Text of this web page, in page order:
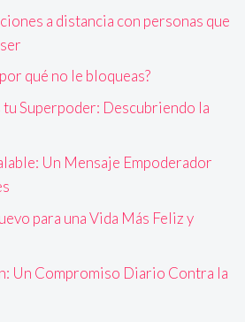
a distancia con personas que
qué no le bloqueas?
Superpoder: Descubriendo la
Un Mensaje Empoderador
para una Vida Más Feliz y
Un Compromiso Diario Contra la